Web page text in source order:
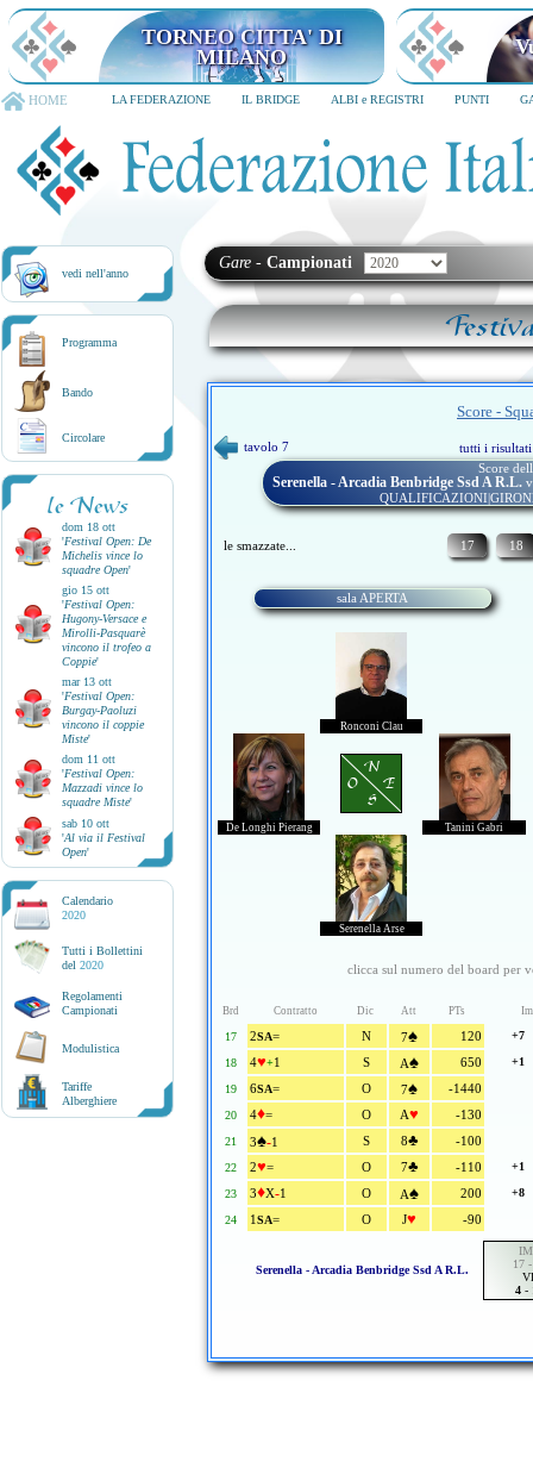
TORNEO CITTA' DI
MILANO
HOME LA FEDERAZIONE IL BRIDGE ALBI e REGISTRI PUNTI
vedi nell'anno
Programma
Bando
Circolare
le News
dom 18 ott
'Festival Open: De
Michelis vince lo
squadre Open'
gio 15 ott
'Festival Open:
Hugony-Versace e
Mirolli-Pasquarè
vincono il trofeo a
Coppie'
mar 13 ott
'Festival Open:
Burgay-Paoluzi
vincono il coppie
Miste'
dom 11 ott
'Festival Open:
Mazzadi vince lo
squadre Miste'
sab 10 ott
'Al via il Festival
Open'
Calendario
2020
Tutti i Bollettini
del 2020
Regolamenti
Campionati
Modulistica
Tariffe
Alberghiere
Gare - Campionati
Score -
tavolo 7
tutti i
Score
Serenella - Arcadia Benbridge Ssd A R.l.
le smazzate... 17 18
sala APERTA
Ronconi Clau
De Longhi Pierang
N
O E
S
Tanini Gabri
Serenella Arse
clicca sul numero del board per
Brd Contratto Dic Att PTs
17 2SA= N 7♠ 120 +7
18 4♥+1 S A♠ 650 +1
19 6SA= O 7♠ -1440
20 4♦= O A♥ -130
21 3♠-1 S 8♣ -100
22 2♥= O 7♣ -110 +1
23 3♦X-1 O A♠ 200 +8
24 1SA= O J♥ -90
Serenella - Arcadia Benbridge Ssd A R.l.
17
4 -